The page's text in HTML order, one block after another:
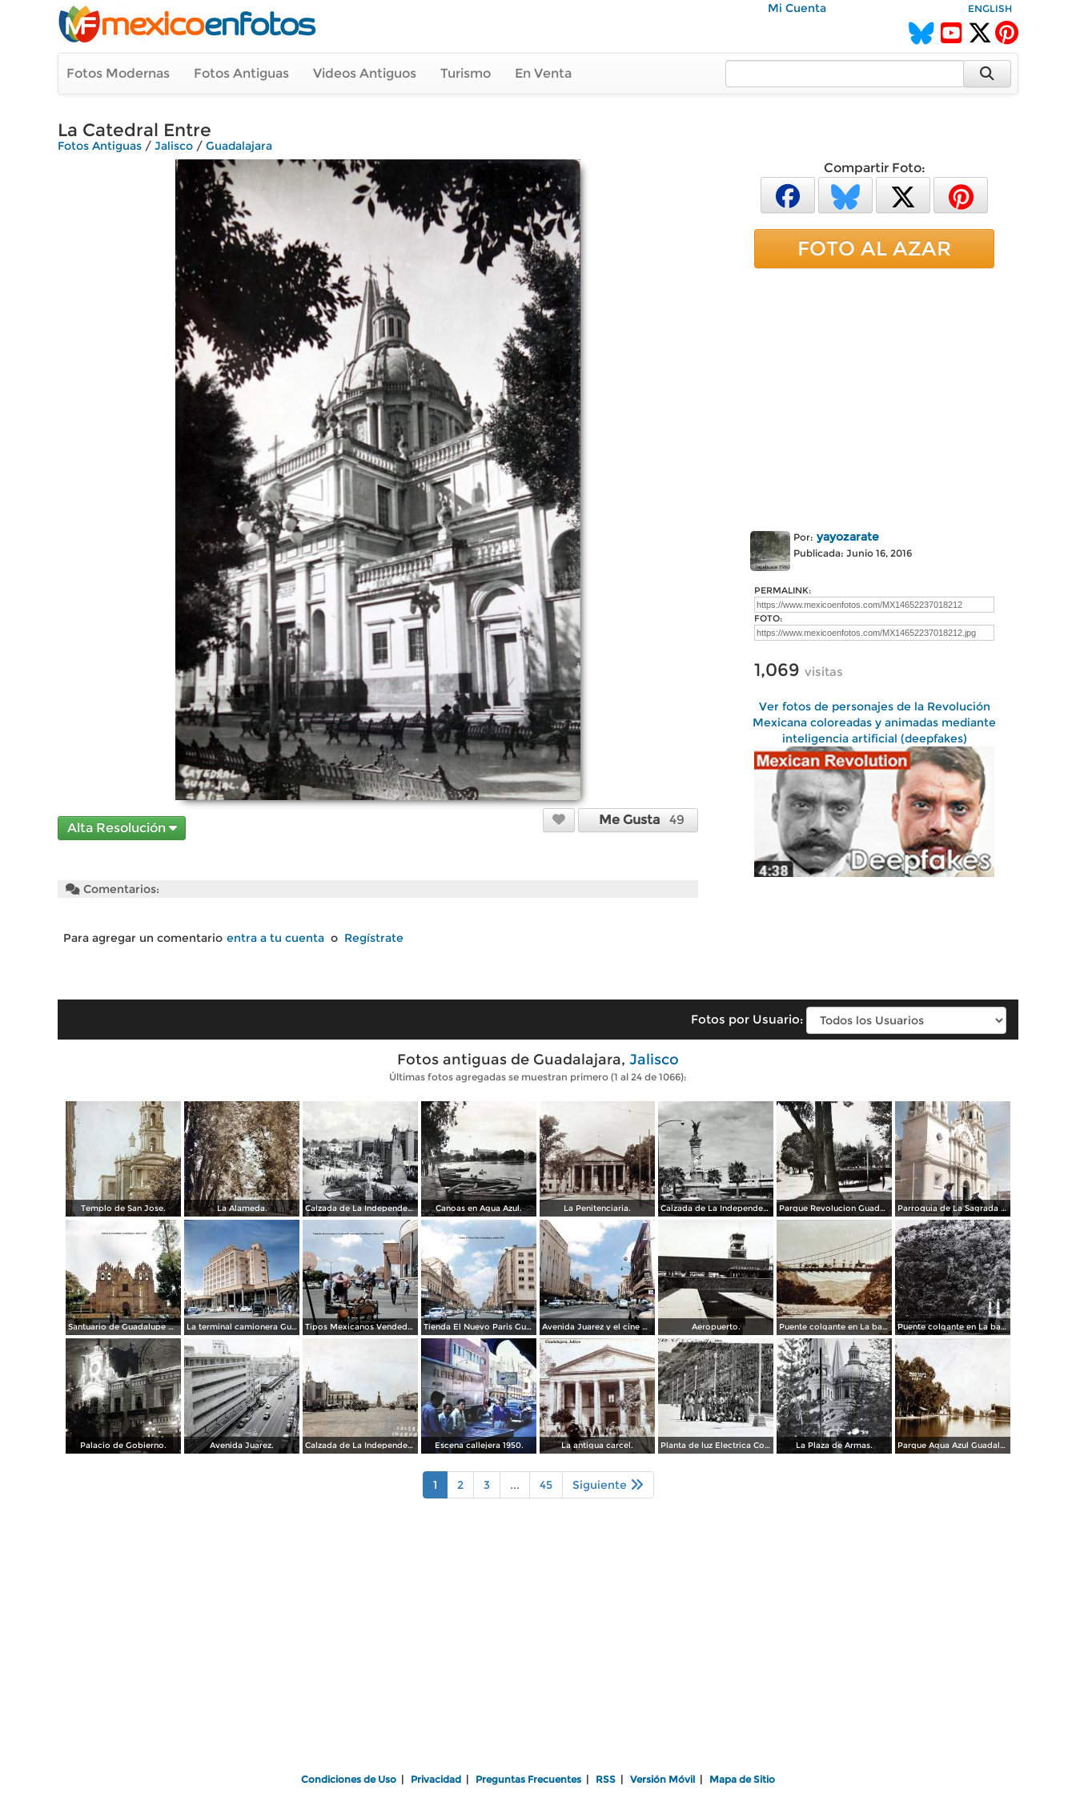
Mi Cuenta ENGLISH
Fotos Modernas Fotos Antiguas Videos Antiguos Turismo En Venta
La Catedral Entre
Fotos Antiguas / Jalisco / Guadalajara
Alta Resolución
Me Gusta 49
Comentarios:
Para agregar un comentario entra a tu cuenta o Regístrate
Compartir Foto:
FOTO AL AZAR
Por: yayozarate
Publicada: Junio 16, 2016
PERMALINK:
FOTO:
1,069 visitas
Ver fotos de personajes de la Revolución
Mexicana coloreadas y animadas mediante
inteligencia artificial (deepfakes)
Fotos por Usuario:
Fotos antiguas de Guadalajara, Jalisco
Últimas fotos agregadas se muestran primero (1 al 24 de 1066):
Templo de San Jose. La Alameda. Calzada de La Independencia y Mto. a Juarez Guadalajara, Jalisco. ( Circulada el 5 de Septiembre de 1929 ). Canoas en Agua Azul. La Penitenciaria. Calzada de La Independencia Guadalajara, Jalisco. Parque Revolucion Guadalajara, Jalisco. Parroquia de La Sagrada familia Guadalajara, Jalisco 1961.
Santuario de Guadalupe Guadalajara, Jalisco 1961. La terminal camionera Guadalajara, Jalisco 1961 Tipos Mexicanos Vendedor de cocos junto a La terminal camionera Guadalajara, Jalisco 1961 Tienda El Nuevo Paris Guadalajara, Jalisco 1961 Avenida Juarez y el cine Variedades Guadalajara, Jalisco 1961 Aeropuerto. Puente colgante en La barranca de Oblatos. Puente colgante en La barranca de Oblatos.
Palacio de Gobierno. Avenida Juarez. Calzada de La Independencia Guadalajara, Jalisco. ( Circulada el 10 de Febrero de 1931 ). Escena callejera 1950. La antigua carcel. Planta de luz Electrica Colimilla. ( Fechada el 1 de Octubre de 1950 ). La Plaza de Armas. Parque Agua Azul Guadalajara, Jalisco.
1 2 3 ... 45 Siguiente
Condiciones de Uso Privacidad Preguntas Frecuentes RSS Versión Móvil Mapa de Sitio